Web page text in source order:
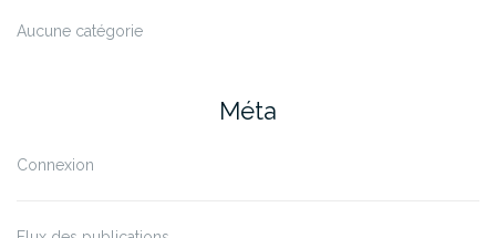
Aucune catégorie
Méta
Connexion